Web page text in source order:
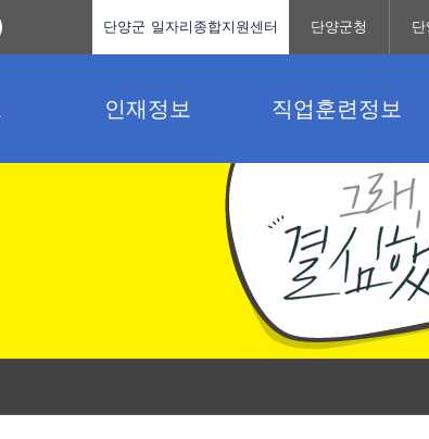
인재정보 직업훈련정보
단양군 일자리종합지원센터 단양군청